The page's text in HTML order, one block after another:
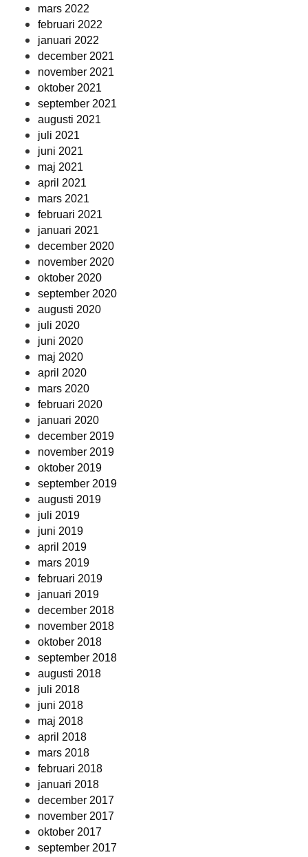
mars 2022
februari 2022
januari 2022
december 2021
november 2021
oktober 2021
september 2021
augusti 2021
juli 2021
juni 2021
maj 2021
april 2021
mars 2021
februari 2021
januari 2021
december 2020
november 2020
oktober 2020
september 2020
augusti 2020
juli 2020
juni 2020
maj 2020
april 2020
mars 2020
februari 2020
januari 2020
december 2019
november 2019
oktober 2019
september 2019
augusti 2019
juli 2019
juni 2019
april 2019
mars 2019
februari 2019
januari 2019
december 2018
november 2018
oktober 2018
september 2018
augusti 2018
juli 2018
juni 2018
maj 2018
april 2018
mars 2018
februari 2018
januari 2018
december 2017
november 2017
oktober 2017
september 2017